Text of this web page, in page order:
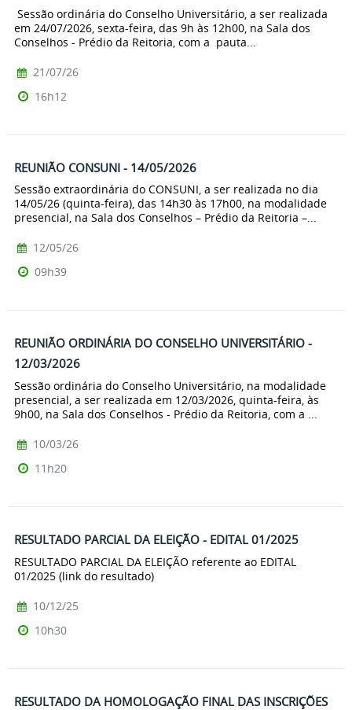
Sessão ordinária do Conselho Universitário, a ser realizada
em 24/07/2026, sexta-feira, das 9h às 12h00, na Sala dos
Conselhos - Prédio da Reitoria, com a pauta...
21/07/26
16h12
REUNIÃO CONSUNI - 14/05/2026
Sessão extraordinária do CONSUNI, a ser realizada no dia
14/05/26 (quinta-feira), das 14h30 às 17h00, na modalidade
presencial, na Sala dos Conselhos – Prédio da Reitoria –...
12/05/26
09h39
REUNIÃO ORDINÁRIA DO CONSELHO UNIVERSITÁRIO -
12/03/2026
Sessão ordinária do Conselho Universitário, na modalidade
presencial, a ser realizada em 12/03/2026, quinta-feira, às
9h00, na Sala dos Conselhos - Prédio da Reitoria, com a ...
10/03/26
11h20
RESULTADO PARCIAL DA ELEIÇÃO - EDITAL 01/2025
RESULTADO PARCIAL DA ELEIÇÃO referente ao EDITAL
01/2025 (link do resultado)
10/12/25
10h30
RESULTADO DA HOMOLOGAÇÃO FINAL DAS INSCRIÇÕES